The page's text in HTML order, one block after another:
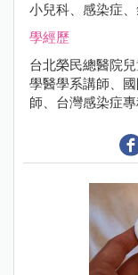
小兒科、感染症
學經歷
台北榮民總醫院
學醫學系講師、
師、台灣感染症